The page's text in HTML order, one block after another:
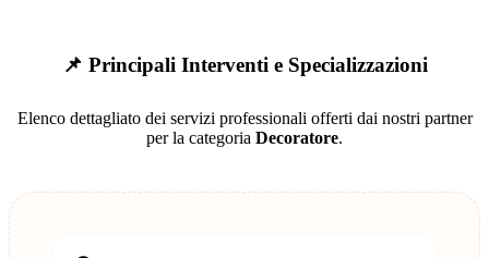
📌 Principali Interventi e Specializzazioni
Elenco dettagliato dei servizi professionali offerti dai nostri partner
per la categoria Decoratore.